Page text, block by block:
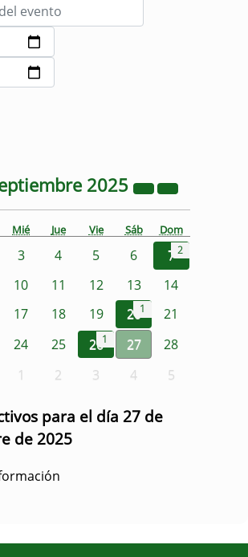
2025
Mié Jue Vie Sáb Dom
3 4 5 6 72
10 11 12 13
14
17 18 19 201
21
24 25 261 27
28
1 2 3 4 5
para el día 27 de
de 2025